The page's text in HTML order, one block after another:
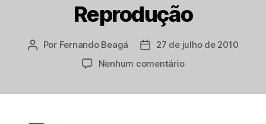
Reprodução
Autor
Por Fernando Beagá
Data27 de julho de 2010
Nenhum comentárioem